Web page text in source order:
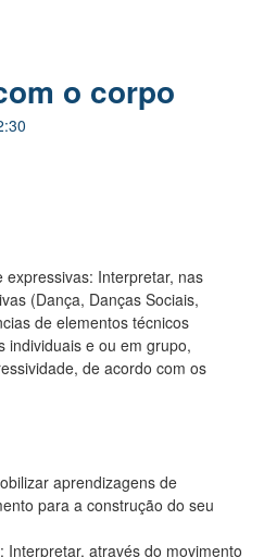
o corpo
Interpretar, nas
(Dança, Danças Sociais,
de elementos técnicos
individuais e ou em grupo,
de acordo com os
aprendizagens de
para a construção do seu
Interpretar, através do movimento